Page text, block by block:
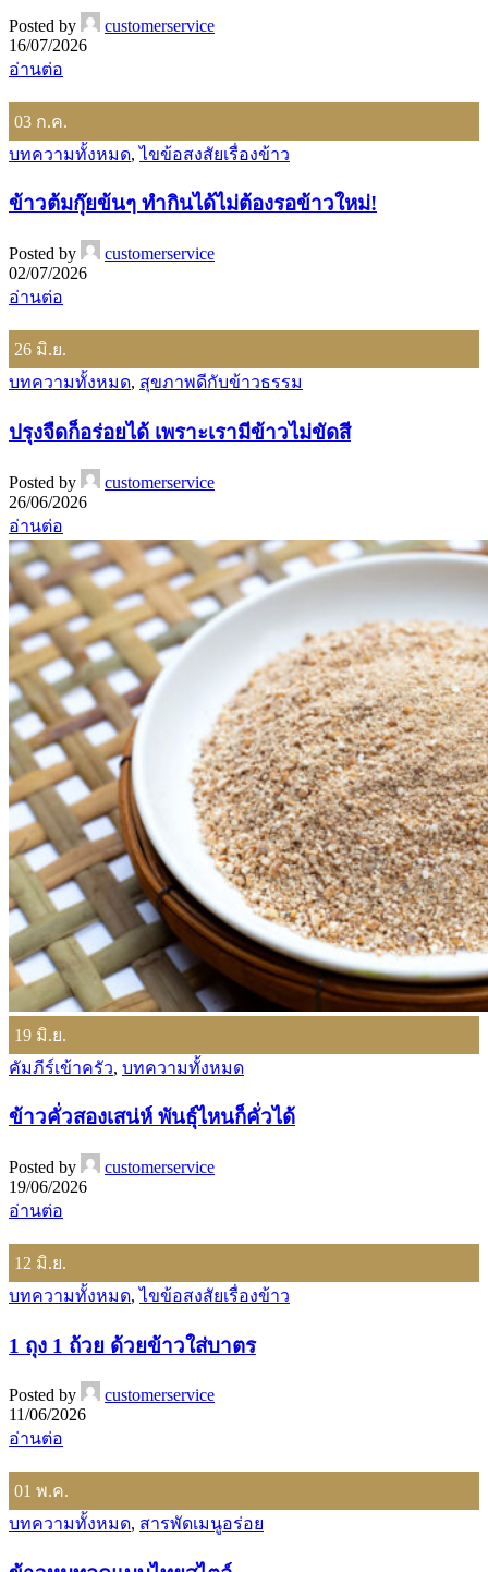
Posted by
customerservice
16/07/2026
อ่านต่อ
03 ก.ค.
บทความทั้งหมด,ไขข้อสงสัยเรื่องข้าว
ข้าวต้มกุ๊ยข้นๆ ทำกินได้ไม่ต้องรอข้าวใหม่!
Posted by
customerservice
02/07/2026
อ่านต่อ
26 มิ.ย.
บทความทั้งหมด, สุขภาพดีกับข้าวธรรม
ปรุงจืดก็อร่อยได้ เพราะเรามีข้าวไม่ขัดสี
Posted by
customerservice
26/06/2026
อ่านต่อ
19 มิ.ย.
คัมภีร์เข้าครัว, บทความทั้งหมด
ข้าวคั่วสองเสน่ห์ พันธุ์ไหนก็คั่วได้
Posted by
customerservice
19/06/2026
อ่านต่อ
12 มิ.ย.
บทความทั้งหมด,ไขข้อสงสัยเรื่องข้าว
1 ถุง 1 ถ้วย ด้วยข้าวใส่บาตร
Posted by
customerservice
11/06/2026
อ่านต่อ
01 พ.ค.
บทความทั้งหมด, สารพัดเมนูอร่อย